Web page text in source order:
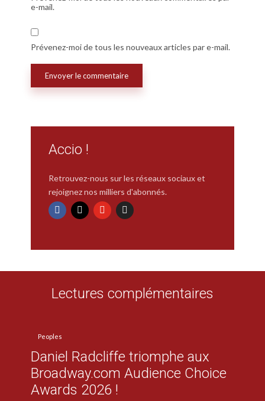
e-mail.
Prévenez-moi de tous les nouveaux articles par e-mail.
Accio !
Retrouvez-nous sur les réseaux sociaux et
rejoignez nos milliers d'abonnés.
Lectures complémentaires
Peoples
Daniel Radcliffe triomphe aux
Broadway.com Audience Choice
Awards 2026 !